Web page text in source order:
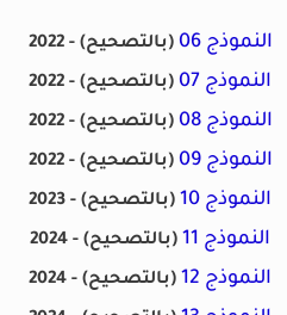
2022 - (بالتصحيح) النموذج 06
2022 - (بالتصحيح) النموذج 07
2022 - (بالتصحيح) النموذج 08
2022 - (بالتصحيح) النموذج 09
2023 - (بالتصحيح) النموذج 10
2024 - (بالتصحيح) النموذج 11
2024 - (بالتصحيح) النموذج 12